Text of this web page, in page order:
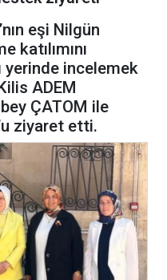
eşi Nilgün
katılımını
yerinde incelemek
ADEM
ÇATOM ile
ziyaret etti.